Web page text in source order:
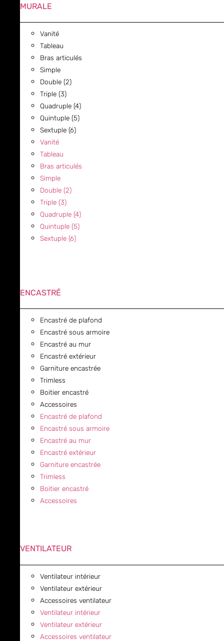
MURALE
Vanité
Tableau
Bras articulés
Simple
Double (2)
Triple (3)
Quadruple (4)
Quintuple (5)
Sextuple (6)
Vanité
Tableau
Bras articulés
Simple
Double (2)
Triple (3)
Quadruple (4)
Quintuple (5)
Sextuple (6)
ENCASTRÉ
Encastré de plafond
Encastré sous armoire
Encastré au mur
Encastré extérieur
Garniture encastrée
Trimless
Boitier encastré
Accessoires
Encastré de plafond
Encastré sous armoire
Encastré au mur
Encastré extérieur
Garniture encastrée
Trimless
Boitier encastré
Accessoires
VENTILATEUR
Ventilateur intérieur
Ventilateur extérieur
Accessoires ventilateur
Ventilateur intérieur
Ventilateur extérieur
Accessoires ventilateur